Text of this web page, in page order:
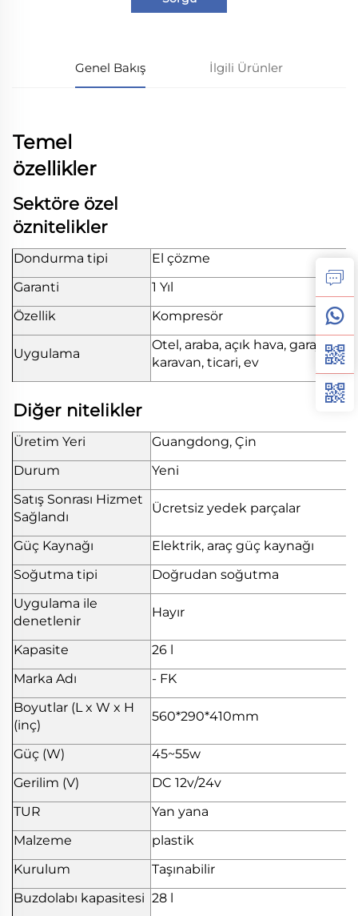
Genel Bakış İlgili Ürünler
Temel
özellikler
Sektöre özel
öznitelikler
Dondurma tipi
El çözme
Garanti
1 Yıl
Özellik
Kompresör
Uygulama
Otel, araba, açık hava, garaj,
karavan, ticari, ev
Diğer nitelikler
Üretim Yeri
Guangdong, Çin
Durum
Yeni
Satış Sonrası Hizmet
Sağlandı
Ücretsiz yedek parçalar
Güç Kaynağı
Elektrik, araç güç kaynağı
Soğutma tipi
Doğrudan soğutma
Uygulama ile
denetlenir
Hayır
Kapasite
26 l
Marka Adı
- FK
Boyutlar (L x W x H
(inç)
560*290*410mm
Güç (W)
45~55w
Gerilim (V)
DC 12v/24v
TUR
Yan yana
Malzeme
plastik
Kurulum
Taşınabilir
Buzdolabı kapasitesi 28 l